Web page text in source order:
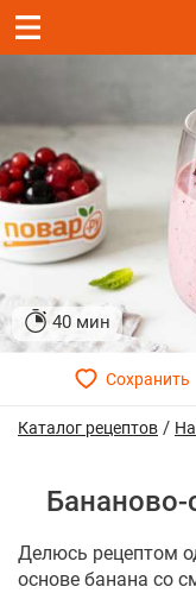
40 мин
Каталог рецептов /
Делюсь рецептом
основе банана со